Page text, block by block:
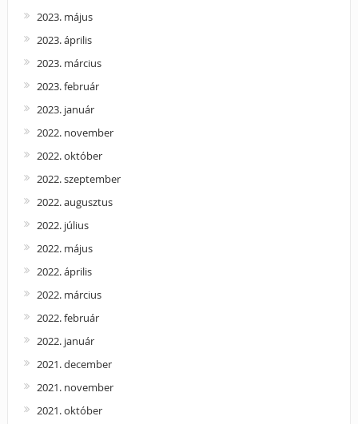
2023. május
2023. április
2023. március
2023. február
2023. január
2022. november
2022. október
2022. szeptember
2022. augusztus
2022. július
2022. május
2022. április
2022. március
2022. február
2022. január
2021. december
2021. november
2021. október